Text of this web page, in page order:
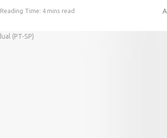
Reading Time: 4 mins read A